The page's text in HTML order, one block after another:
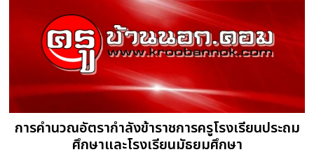
การคำนวณอัตรากำลังข้าราชการครูโรงเรียนประถม
ศึกษาและโรงเรียนมัธยมศึกษา